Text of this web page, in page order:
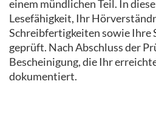
einem mündlichen Teil. In
Lesefähigkeit, Ihr
Schreibfertigkeiten sowie Ihre
geprüft. Nach Abschluss der
Bescheinigung, die Ihr
dokumentiert.